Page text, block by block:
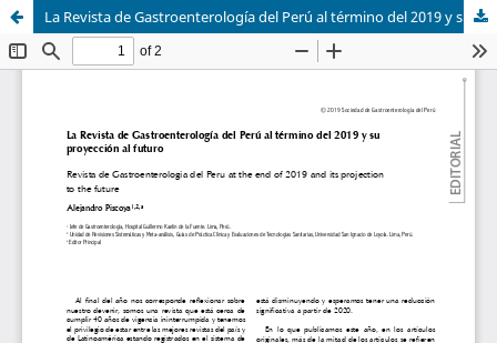
La Revista de Gastroenterología del Perú al término del 2019 y su proyección al futuro